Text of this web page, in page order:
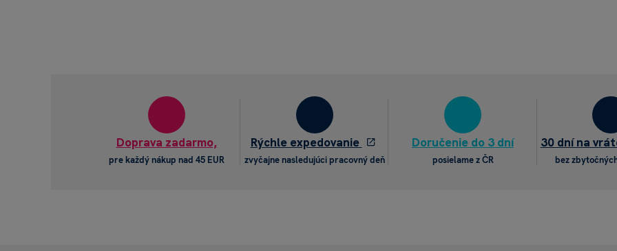
Doprava zadarmo,
pre každý nákup nad 45 EUR
Rýchle expedovanie
zvyčajne nasledujúci pracovný deň
Doručenie do 3 dní
posielame z ČR
30 dní na
bez